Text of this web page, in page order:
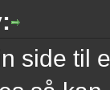
side til